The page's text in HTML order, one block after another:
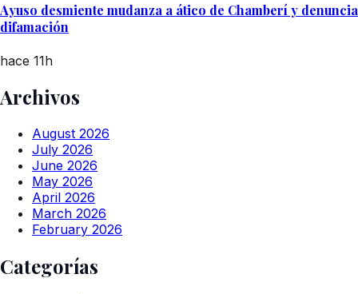
Ayuso desmiente mudanza a ático de Chamberí y denuncia
difamación
hace 11h
Archivos
August 2026
July 2026
June 2026
May 2026
April 2026
March 2026
February 2026
Categorías